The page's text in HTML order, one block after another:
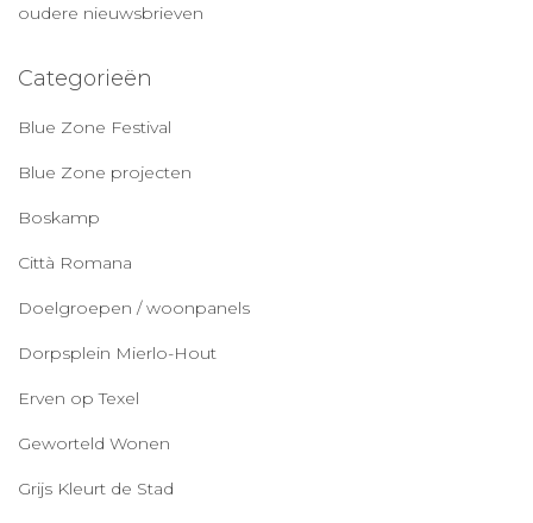
oudere nieuwsbrieven
Categorieën
Blue Zone Festival
Blue Zone projecten
Boskamp
Città Romana
Doelgroepen / woonpanels
Dorpsplein Mierlo-Hout
Erven op Texel
Geworteld Wonen
Grijs Kleurt de Stad